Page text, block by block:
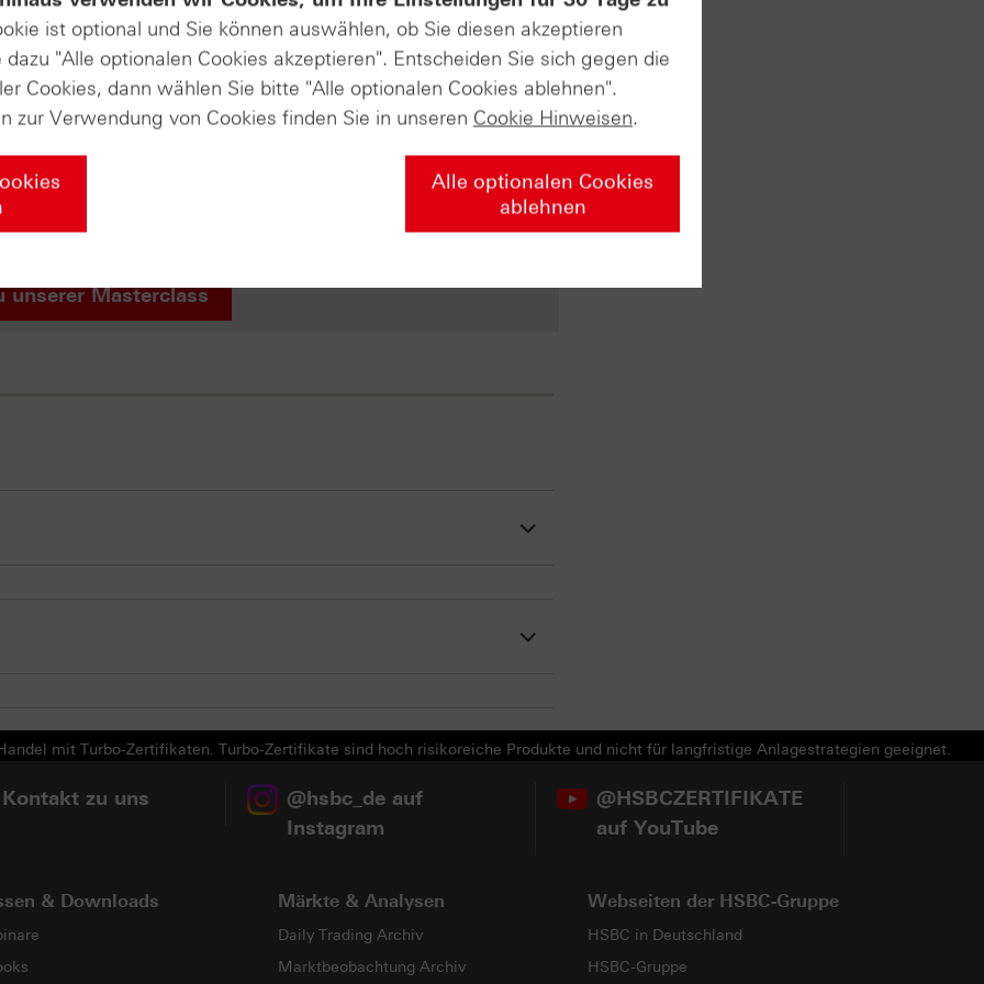
online!
über die Grundlagen der Börse wissen müssen – von den ersten
mit Zertifikaten und professionellem Money Management. Am
Ihr Wissen nochmal vertiefen soll. Falls Sie diesen Abschlusstest
HSBC-Masterclass-Zertifikat von uns! Wir würden uns sehr
unserer Masterclass
mit Turbo-Zertifikaten. Turbo-Zertifikate sind hoch risikoreiche Produkte und nicht für langfristige Anlagestrategien geeignet.
zu uns
@hsbc_de auf
Instagram
@HSBCZERTIFIKATE
auf YouTube
& Downloads Märkte & Analysen
Daily Trading Archiv
Marktbeobachtung Archiv
Webseiten der HSBC-Gruppe
HSBC in Deutschland
HSBC-Gruppe
ist optional und Sie können auswählen, ob Sie diesen akzeptieren
"Alle optionalen Cookies akzeptieren". Entscheiden Sie sich gegen die
Cookies, dann wählen Sie bitte "Alle optionalen Cookies ablehnen".
zur Verwendung von Cookies finden Sie in unseren Cookie Hinweisen.
Alle optionalen Cookies
ablehnen